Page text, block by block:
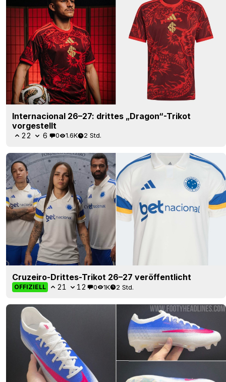
Internacional 26–27: drittes „Dragon“-Trikot
vorgestellt
22 6 0 1.6K 2 Std.
Cruzeiro-Drittes-Trikot 26–27 veröffentlicht
OFFIZIELL 21 12 0 1K 2 Std.